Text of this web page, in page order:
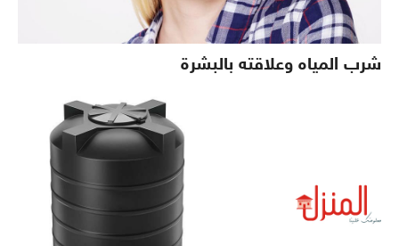
شرب المياه وعلاقته بالبشرة